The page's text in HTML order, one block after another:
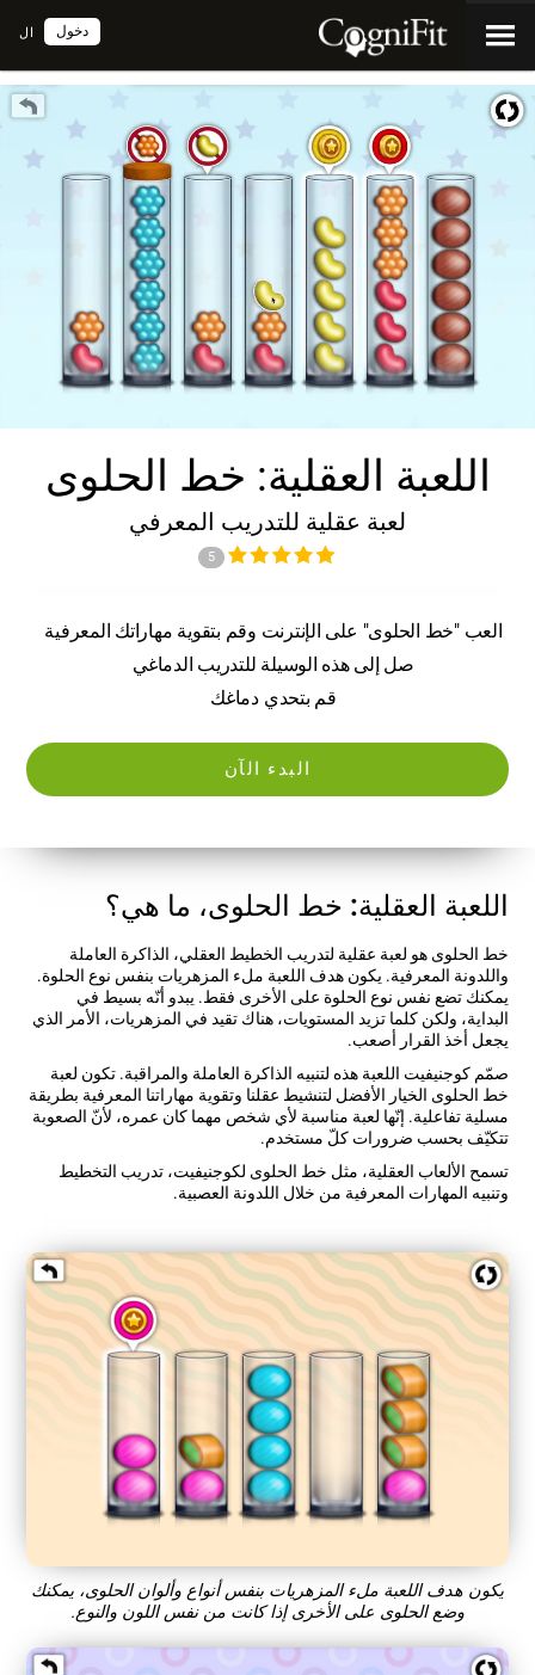
ال دخول
اللعبة العقلية: خط الحلوى
لعبة عقلية للتدريب المعرفي
5
العب "خط الحلوى" على الإنترنت وقم بتقوية مهاراتك المعرفية
صل إلى هذه الوسيلة للتدريب الدماغي
قم بتحدي دماغك
البدء الآن
اللعبة العقلية: خط الحلوى، ما هي؟
خط الحلوى هو لعبة عقلية لتدريب الخطيط العقلي، الذاكرة العاملة
واللدونة المعرفية. يكون هدف اللعبة ملء المزهريات بنفس نوع الحلوة.
يمكنك تضع نفس نوع الحلوة على الأخرى فقط. يبدو أنّه بسيط في
البداية، ولكن كلما تزيد المستويات، هناك تقيد في المزهريات، الأمر الذي
يجعل أخذ القرار أصعب.
صمّم كوجنيفيت اللعبة هذه لتنبيه الذاكرة العاملة والمراقبة. تكون لعبة
خط الحلوى الخيار الأفضل لتنشيط عقلنا وتقوية مهاراتنا المعرفية بطريقة
مسلية تفاعلية. إنّها لعبة مناسبة لأي شخص مهما كان عمره، لأنّ الصعوبة
تتكيّف بحسب ضرورات كلّ مستخدم.
تسمح الألعاب العقلية، مثل خط الحلوى لكوجنيفيت، تدريب التخطيط
وتنبيه المهارات المعرفية من خلال اللدونة العصبية.
يكون هدف اللعبة ملء المزهريات بنفس أنواع وألوان الحلوى، يمكنك
وضع الحلوى على الأخرى إذا كانت من نفس اللون والنوع.